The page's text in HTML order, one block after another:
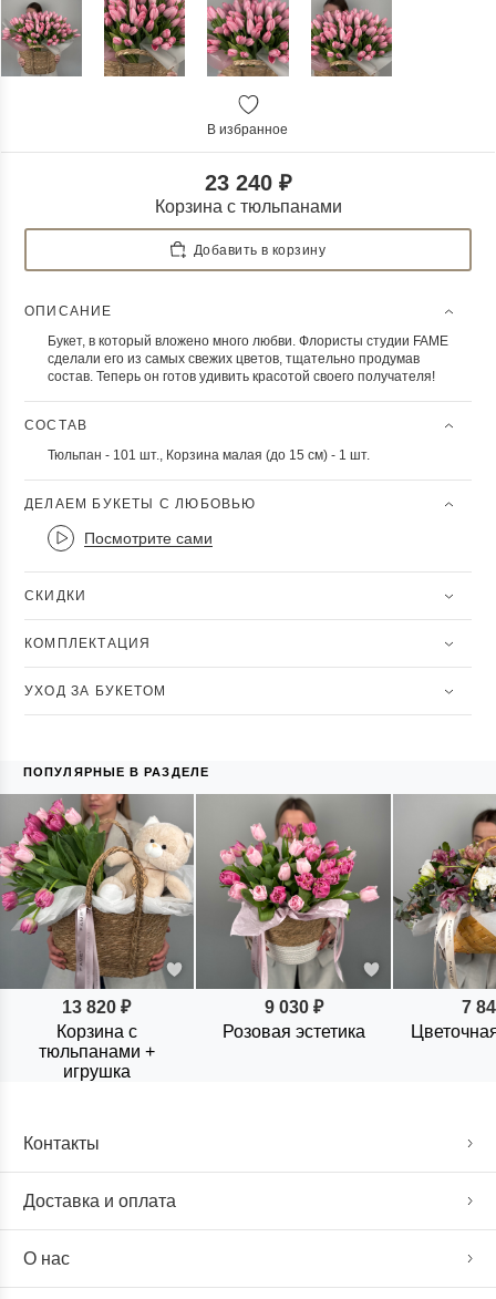
В избранное
23 240 ₽
Корзина с тюльпанами
Добавить в корзину
ОПИСАНИЕ
Букет, в который вложено много любви. Флористы студии FAME
сделали его из самых свежих цветов, тщательно продумав
состав. Теперь он готов удивить красотой своего получателя!
СОСТАВ
Тюльпан - 101 шт., Корзина малая (до 15 см) - 1 шт.
ДЕЛАЕМ БУКЕТЫ С ЛЮБОВЬЮ
Посмотрите сами
СКИДКИ
КОМПЛЕКТАЦИЯ
УХОД ЗА БУКЕТОМ
ПОПУЛЯРНЫЕ В РАЗДЕЛЕ
13 820 ₽
Корзина с
тюльпанами +
игрушка
9 030 ₽
Розовая эстетика
7
Контакты
Доставка и оплата
О нас